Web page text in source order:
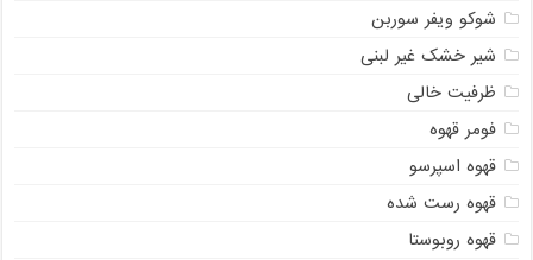
شوکو ویفر سوربن
شیر خشک غیر لبنی
ظرفیت خالی
فومر قهوه
قهوه اسپرسو
قهوه رست شده
قهوه روبوستا